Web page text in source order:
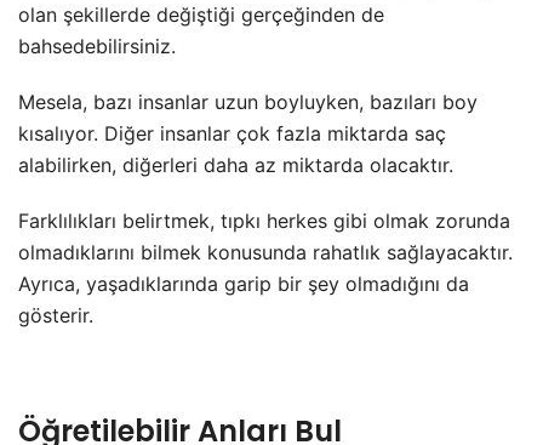
olan şekillerde değiştiği gerçeğinden de
bahsedebilirsiniz.
Mesela, bazı insanlar uzun boyluyken, bazıları boy
kısalıyor. Diğer insanlar çok fazla miktarda saç
alabilirken, diğerleri daha az miktarda olacaktır.
Farklılıkları belirtmek, tıpkı herkes gibi olmak zorunda
olmadıklarını bilmek konusunda rahatlık sağlayacaktır.
Ayrıca, yaşadıklarında garip bir şey olmadığını da
gösterir.
Öğretilebilir Anları Bul